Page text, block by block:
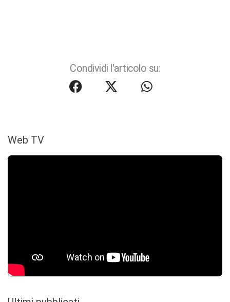
Condividi l'articolo su:
Web TV